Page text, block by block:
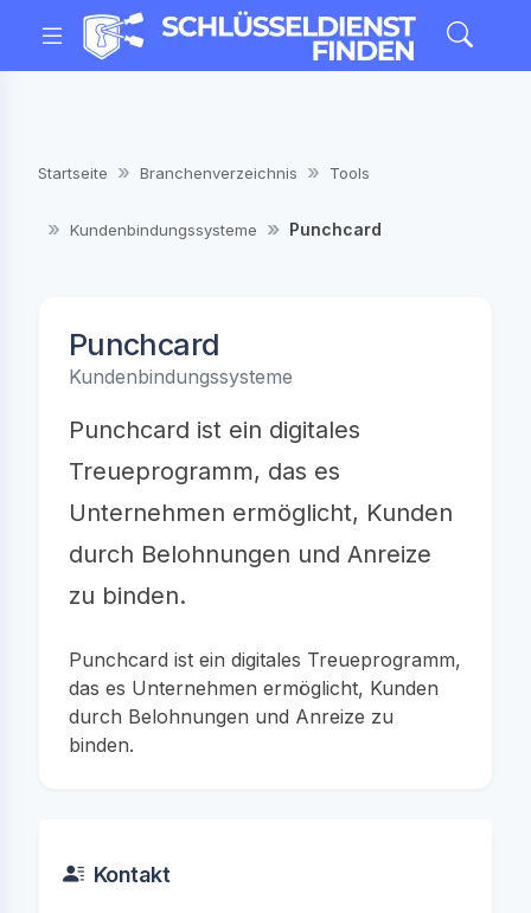
Startseite Branchenverzeichnis Tools
Kundenbindungssysteme Punchcard
Punchcard
Kundenbindungssysteme
Punchcard ist ein digitales
Treueprogramm, das es
Unternehmen ermöglicht, Kunden
durch Belohnungen und Anreize
zu binden.
Punchcard ist ein digitales Treueprogramm,
das es Unternehmen ermöglicht, Kunden
durch Belohnungen und Anreize zu
binden.
Kontakt